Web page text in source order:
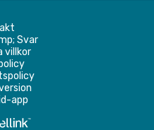
Svar
villkor
app